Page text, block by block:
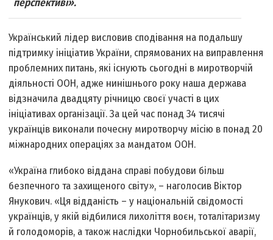
перспективі».
Український лідер висловив сподівання на подальшу
підтримку ініціатив України, спрямованих на виправлення
проблемних питань, які існують сьогодні в миротворчій
діяльності ООН, адже нинішнього року наша держава
відзначила двадцяту річницю своєї участі в цих
ініціативах організації. За цей час понад 34 тисячі
українців виконали почесну миротворчу місію в понад 20
міжнародних операціях за мандатом ООН.
«Україна глибоко віддана справі побудови більш
безпечного та захищеного світу», – наголосив Віктор
Янукович. «Ця відданість – у національній свідомості
українців, у якій відбилися лихоліття воєн, тоталітаризму
й голодоморів, а також наслідки Чорнобильської аварії,